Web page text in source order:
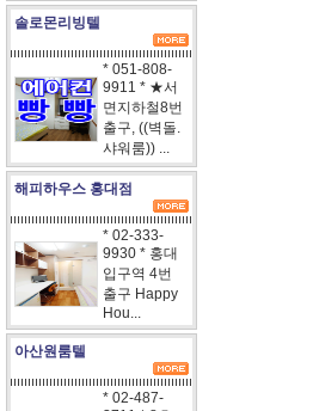
솔로몬리빙텔
* 051-808-
9911 * ★서
면지하철8번
출구, ((벽돌.
샤워룸)) ...
해피하우스 홍대점
* 02-333-
9930 * 홍대
입구역 4번
출구 Happy
Hou...
아산원룸텔
* 02-487-